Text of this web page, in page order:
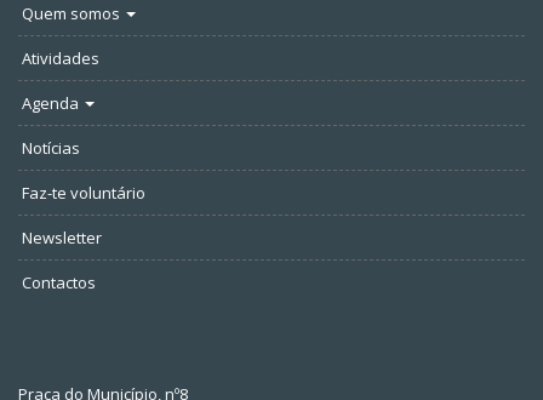
Quem somos
Atividades
Agenda
Notícias
Faz-te voluntário
Newsletter
Contactos
Praça do Município, nº8